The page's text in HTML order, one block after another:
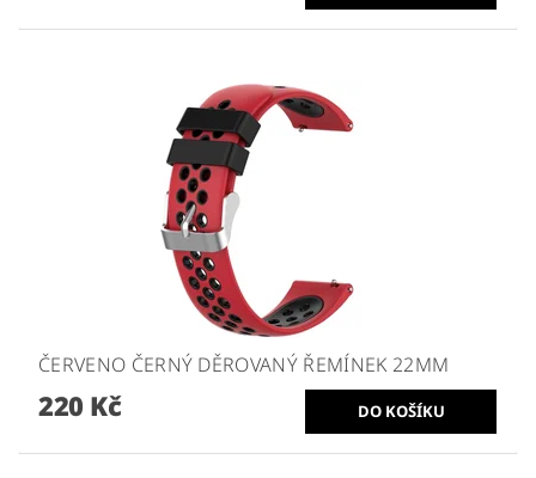
ČERVENO ČERNÝ DĚROVANÝ ŘEMÍNEK 22MM
220 Kč